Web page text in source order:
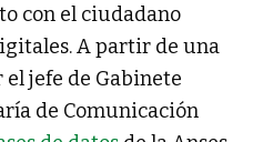
con el ciudadano
A partir de una
jefe de Gabinete
de Comunicación